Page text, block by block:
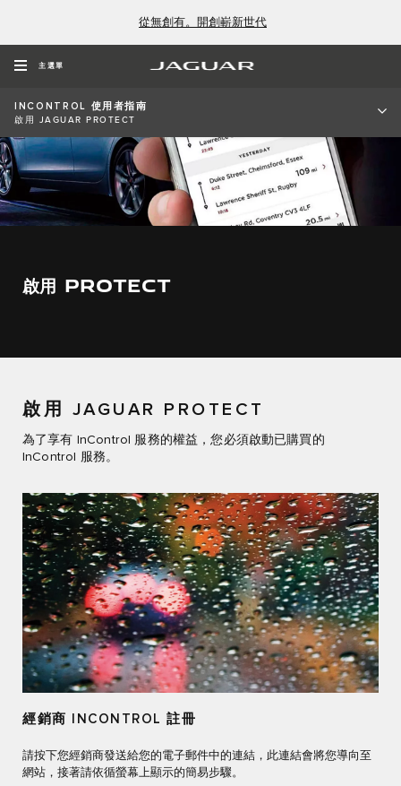
從無創有。開創嶄新世代
主選單
INCONTROL 使用者指南
啟用 JAGUAR PROTECT
啟用 PROTECT
啟用 JAGUAR PROTECT
為了享有 InControl 服務的權益，您必須啟動已購買的
InControl 服務。
經銷商 INCONTROL 註冊
請按下您經銷商發送給您的電子郵件中的連結，此連結會將您導向至
網站，接著請依循螢幕上顯示的簡易步驟。